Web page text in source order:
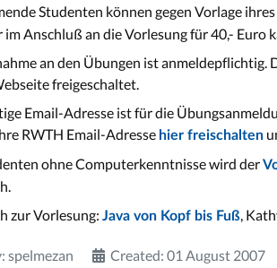
Studenten können gegen Vorlage
Anschluß an die Vorlesung für 40,- Euro
an den Übungen ist
freigeschaltet.
Email-Adresse ist für die
RWTH Email-Adresse hier freischalten
ohne Computerkenntnisse wird der
zur Vorlesung: Java von Kopf bis Fuß,
spelmezan Created: 01 August 2007